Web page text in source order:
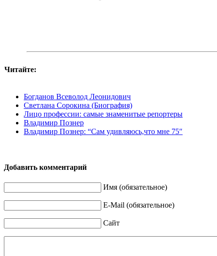
Читайте:
Богданов Всеволод Леонидович
Светлана Сорокина (Биография)
Лицо профессии: самые знаменитые репортеры
Владимир Познер
Владимир Познер: “Сам удивляюсь,что мне 75″
Добавить комментарий
Имя (обязательное)
E-Mail (обязательное)
Сайт